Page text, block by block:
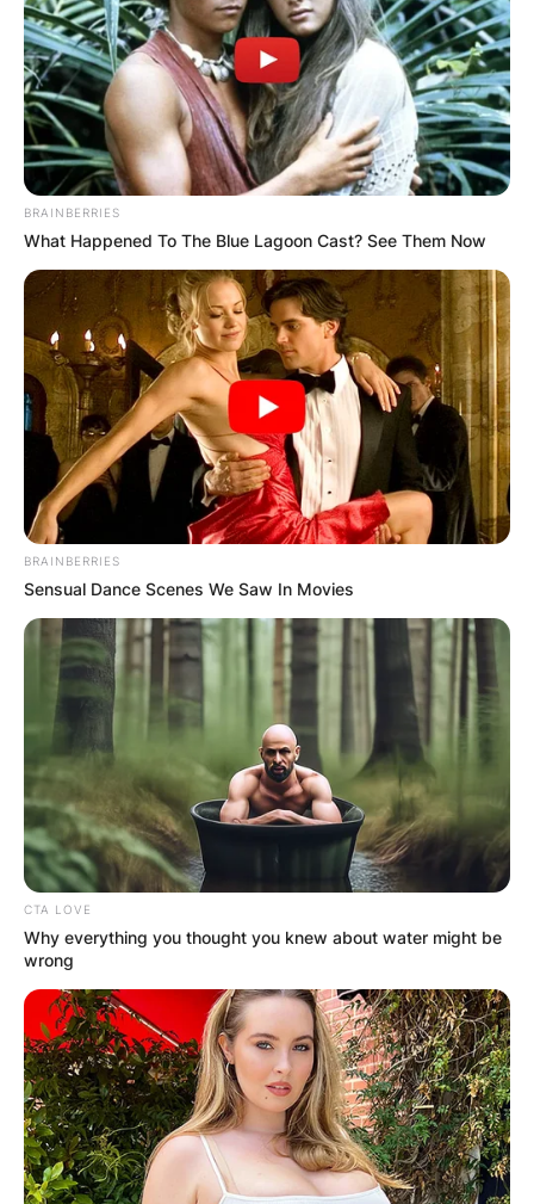
BRAINBERRIES
What Happened To The Blue Lagoon Cast? See Them Now
BRAINBERRIES
Sensual Dance Scenes We Saw In Movies
CTA LOVE
Why everything you thought you knew about water might be
wrong